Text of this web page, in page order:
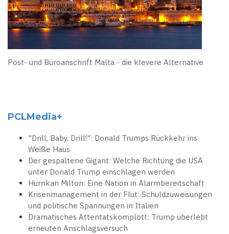
Post- und Büroanschrift Malta - die klevere Alternative
PCLMedia+
"Drill, Baby, Drill!": Donald Trumps Rückkehr ins
Weiße Haus
Der gespaltene Gigant: Welche Richtung die USA
unter Donald Trump einschlagen werden
Hurrikan Milton: Eine Nation in Alarmbereitschaft
Krisenmanagement in der Flut: Schuldzuweisungen
und politische Spannungen in Italien
Dramatisches Attentatskomplott: Trump überlebt
erneuten Anschlagsversuch